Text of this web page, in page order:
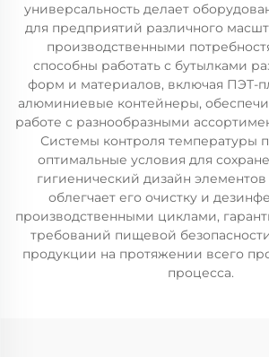
универсальность делает
для предприятий различного
производственными
способны работать с бутылками
форм и материалов, включая ПЭТ-
алюминиевые контейнеры,
работе с разнообразными
Системы контроля температуры
оптимальные условия для
гигиенический дизайн
облегчает его очистку и
производственными циклами,
требований пищевой
продукции на протяжении всего
процесса.